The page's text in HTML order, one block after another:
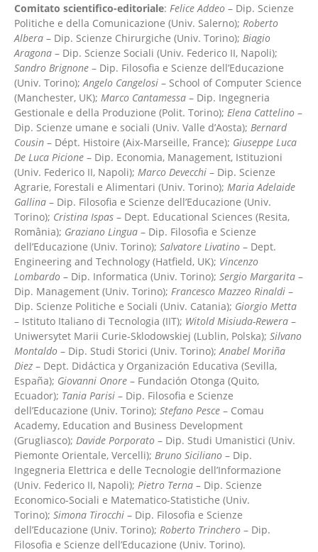
Comitato scientifico-editoriale: Felice Addeo – Dip. Scienze
Politiche e della Comunicazione (Univ. Salerno); Roberto
Albera– Dip. Scienze Chirurgiche (Univ. Torino); Biagio
Aragona– Dip. Scienze Sociali (Univ. Federico II, Napoli);
Sandro Brignone– Dip. Filosofia e Scienze dell’Educazione
(Univ. Torino); Angelo Cangelosi– School of Computer Science
(Manchester, UK); Marco Cantamessa– Dip. Ingegneria
Gestionale e della Produzione (Polit. Torino); Elena Cattelino –
Dip. Scienze umane e sociali (Univ. Valle d’Aosta); Bernard
Cousin– Dépt. Histoire (Aix-Marseille, France); Giuseppe Luca
De Luca Picione– Dip. Economia, Management, Istituzioni
(Univ. Federico II, Napoli); Marco Devecchi– Dip. Scienze
Agrarie, Forestali e Alimentari (Univ. Torino); Maria Adelaide
Gallina– Dip. Filosofia e Scienze dell’Educazione (Univ.
Torino); Cristina Ispas– Dept. Educational Sciences (Resita,
România); Graziano Lingua– Dip. Filosofia e Scienze
dell’Educazione (Univ. Torino); Salvatore Livatino – Dept.
Engineering and Technology (Hatfield, UK); Vincenzo
Lombardo – Dip. Informatica (Univ. Torino); Sergio Margarita–
Dip. Management (Univ. Torino); Francesco Mazzeo Rinaldi–
Dip. Scienze Politiche e Sociali (Univ. Catania); Giorgio Metta
– Istituto Italiano di Tecnologia (IIT); Witold Misiuda-Rewera–
Uniwersytet Marii Curie-Sklodowskiej (Lublin, Polska); Silvano
Montaldo – Dip. Studi Storici (Univ. Torino); Anabel Moriña
Diez– Dept. Didáctica y Organización Educativa (Sevilla,
España); Giovanni Onore– Fundación Otonga (Quito,
Ecuador); Tania Parisi – Dip. Filosofia e Scienze
dell’Educazione (Univ. Torino); Stefano Pesce– Comau
Academy, Education and Business Development
(Grugliasco); Davide Porporato – Dip. Studi Umanistici (Univ.
Piemonte Orientale, Vercelli); Bruno Siciliano – Dip.
Ingegneria Elettrica e delle Tecnologie dell’Informazione
(Univ. Federico II, Napoli); Pietro Terna – Dip. Scienze
Economico-Sociali e Matematico-Statistiche (Univ.
Torino); Simona Tirocchi– Dip. Filosofia e Scienze
dell’Educazione (Univ. Torino); Roberto Trinchero – Dip.
Filosofia e Scienze dell’Educazione (Univ. Torino).